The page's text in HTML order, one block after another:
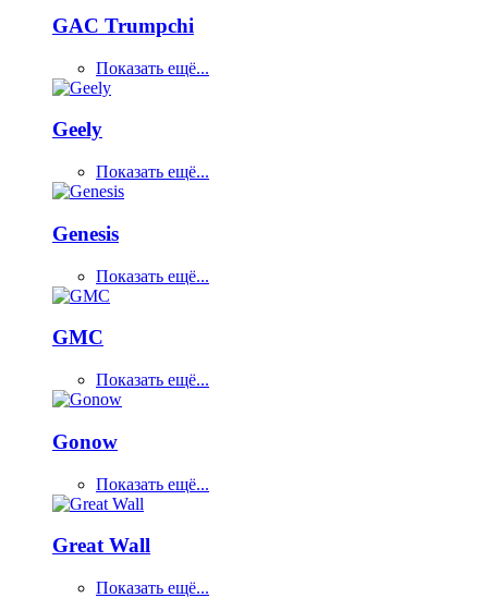
GAC Trumpchi
Показать ещё...
Geely
Показать ещё...
Genesis
Показать ещё...
GMC
Показать ещё...
Gonow
Показать ещё...
Great Wall
Показать ещё...